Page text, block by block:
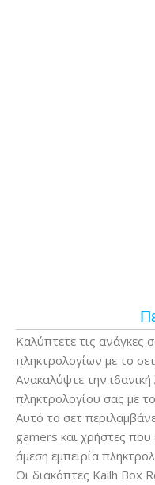
Καλύπτετε τις ανάγκες
πληκτρολογίων με το
Ανακαλύψτε την
πληκτρολογίου σας με
Αυτό το σετ
gamers και χρήστες
άμεση εμπειρία
Οι διακόπτες Kailh Box